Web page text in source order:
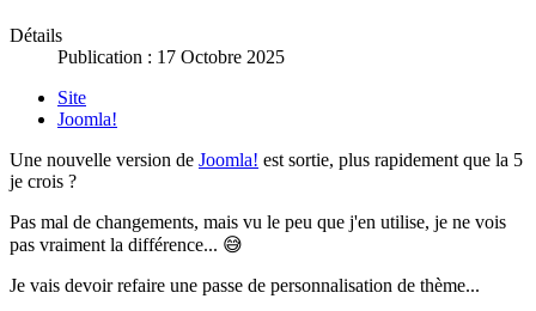
Détails
Publication : 17 Octobre 2025
Site
Joomla!
Une nouvelle version de Joomla! est sortie, plus rapidement que la 5
je crois ?
Pas mal de changements, mais vu le peu que j'en utilise, je ne vois
pas vraiment la différence... 😅
Je vais devoir refaire une passe de personnalisation de thème...